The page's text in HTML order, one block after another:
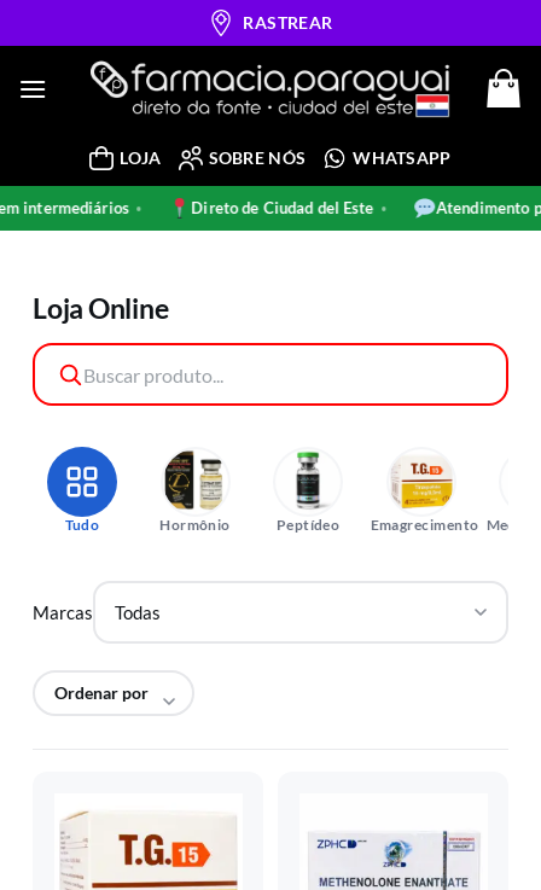
to
RASTREAR
LOJA SOBRE NÓS WHATSAPP
intermediários • Direto de Ciudad del Este • Atendimento
Loja Online
Tudo Hormônio Peptídeo Emagrecimento
Marcas